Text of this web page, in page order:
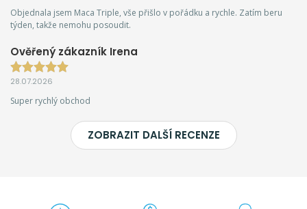
Objednala jsem Maca Triple, vše přišlo v pořádku a rychle. Zatím beru
týden, takže nemohu posoudit.
Ověřený zákazník Irena
28.07.2026
Super rychlý obchod
ZOBRAZIT DALŠÍ RECENZE